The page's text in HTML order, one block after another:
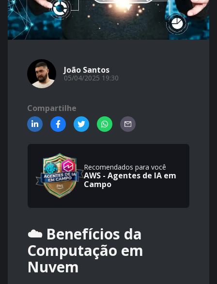
João Santos
05/04/2025 19:30
Compartilhe
Recomendados para você
AWS - Agentes de IA em
Campo
☁️ Benefícios da
Computação em
Nuvem